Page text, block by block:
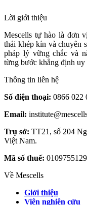
Lời giới thiệu
Mescells tự hào là đơn
thái khép kín và chuyên
pháp lý vững chắc và
từng bước khẳng định
Thông tin liên hệ
Số điện thoại: 0866 022
Email:
Trụ sở: TT21, số 204
Việt Nam.
Mã số thuế: 0109755129
Về Mescells
Giới thiệu
Viện nghiên cứu